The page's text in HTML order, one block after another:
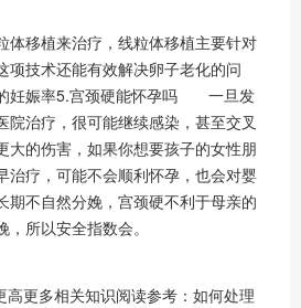
体移植来治疗，线粒体移植主要针对
项技术还能有效解决卵子老化的问
妊娠率5.宫颈硬能怀孕吗 一旦发
院治疗，很可能继续感染，甚至交叉
大的伤害，如果你想要孩子的女性朋
治疗，可能不会顺利怀孕，也会对婴
期不自然分娩，宫颈硬不利于母亲的
所以安全指数会。
更多相关知识阅读参考：如何处理